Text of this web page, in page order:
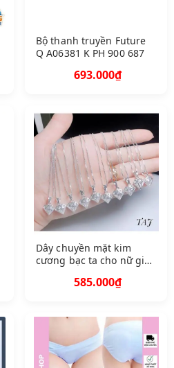
Bộ thanh truyền Future
Q A06381 K PH 900 687
693.000₫
Dây chuyền mặt kim
cương bạc ta cho nữ giá
585.000₫